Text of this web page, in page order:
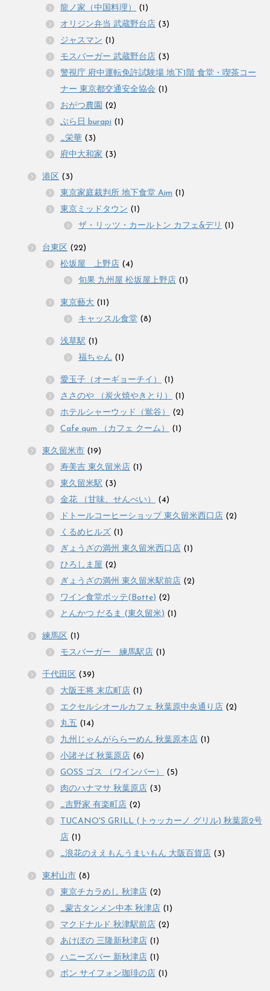
龍ノ家（中国料理）
(1)
オリジン弁当 武蔵野台店 (3)
ジャスマン (1)
モスバーガー 武蔵野台店 (3)
警視庁 府中運転免許試験場 地下1階 食堂・喫茶コー
ナー 東京都交通安全協会 (1)
おがつ農園 (2)
ぶら日 burapi (1)
_栄華 (3)
府中大和家 (3)
港区 (3)
東京家庭裁判所 地下食堂 Aim (1)
東京ミッドタウン (1)
ザ・リッツ・カールトン カフェ&デリ (1)
台東区 (22)
松坂屋 上野店 (4)
旬果 九州屋 松坂屋上野店 (1)
東京藝大 (11)
キャッスル食堂 (8)
浅草駅 (1)
福ちゃん (1)
愛玉子（オーギョーチイ）
(1)
ささのや （炭火焼やきとり）
(1)
ホテルシャーウッド（鴬谷）
(2)
Cafe qum （カフェ クーム）
(1)
東久留米市 (19)
寿美吉 東久留米店 (1)
東久留米駅 (3)
金花 （甘味、せんべい）
(4)
ドトールコーヒーショップ 東久留米西口店 (2)
くるめヒルズ (1)
ぎょうざの満州 東久留米西口店 (1)
ひろしま屋 (2)
ぎょうざの満州 東久留米駅前店 (2)
ワイン食堂ボッテ(Botte) (2)
とんかつ だるま (東久留米) (1)
練馬区 (1)
モスバーガー 練馬駅店 (1)
千代田区 (39)
大阪王将 末広町店 (1)
エクセルシオールカフェ 秋葉原中央通り店 (2)
丸五 (14)
九州じゃんがららーめん 秋葉原本店 (1)
小諸そば 秋葉原店 (6)
GOSS ゴス （ワインバー）
(5)
肉のハナマサ 秋葉原店 (3)
_吉野家 有楽町店 (2)
TUCANO'S GRILL (トゥッカーノ グリル) 秋葉原2号
店 (1)
_浪花のええもんうまいもん 大阪百貨店 (3)
東村山市 (8)
東京チカラめし 秋津店 (2)
_蒙古タンメン中本 秋津店 (1)
マクドナルド 秋津駅前店 (2)
あけぼの 三隆新秋津店 (1)
ハニーズバー 新秋津店 (1)
ボン サイフォン珈琲の店 (1)